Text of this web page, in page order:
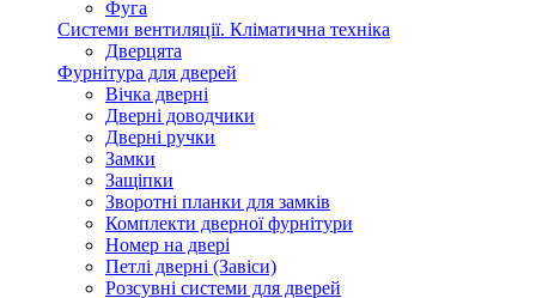
Фуга
Системи вентиляції. Кліматична техніка
Дверцята
Фурнітура для дверей
Вічка дверні
Дверні доводчики
Дверні ручки
Замки
Защіпки
Зворотні планки для замків
Комплекти дверної фурнітури
Номер на двері
Петлі дверні (Завіси)
Розсувні системи для дверей